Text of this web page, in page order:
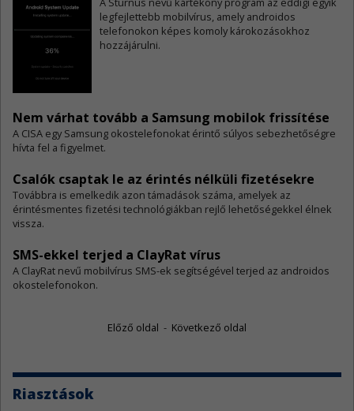
legfejlettebb mobilvírus, amely androidos
telefonokon képes komoly károkozásokhoz
hozzájárulni.
Nem várhat tovább a Samsung mobilok frissítése
​A CISA egy Samsung okostelefonokat érintő súlyos sebezhetőségre
hívta fel a figyelmet.
Csalók csaptak le az érintés nélküli fizetésekre
​Továbbra is emelkedik azon támadások száma, amelyek az
érintésmentes fizetési technológiákban rejlő lehetőségekkel élnek
vissza.
SMS-ekkel terjed a ClayRat vírus
​A ClayRat nevű mobilvírus SMS-ek segítségével terjed az androidos
okostelefonokon.
Előző oldal - Következő oldal
Riasztások